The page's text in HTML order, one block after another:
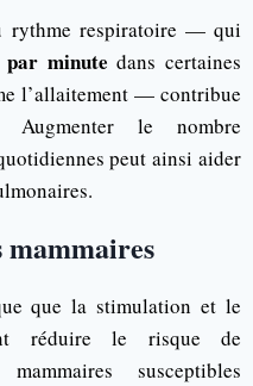
rythme respiratoire — qui
minute dans certaines
l’allaitement — contribue
le nombre
peut ainsi aider
mammaires
que la stimulation et le
réduire le risque de
susceptibles